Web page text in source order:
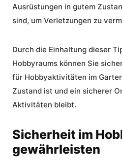
Ausrüstungen in gutem
sind, um Verletzungen zu
Durch die Einhaltung dieser
Hobbyraums können Sie
für Hobbyaktivitäten im
Zustand ist und ein sicherer
Aktivitäten bleibt.
Sicherheit im
gewährleisten